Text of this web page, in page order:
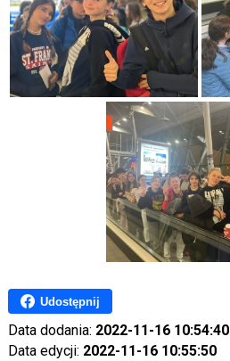
Udostępnij
Data dodania: 2022-11-16 10:54:40
Data edycji: 2022-11-16 10:55:50